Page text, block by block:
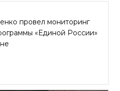
провел мониторинг
«Единой России»